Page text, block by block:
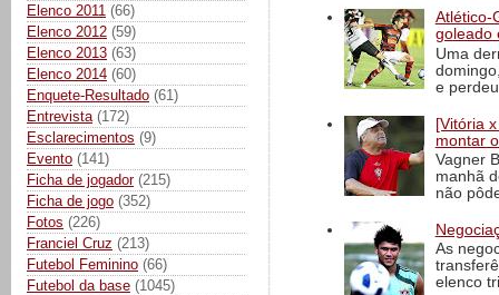
Elenco 2011 (66)
Elenco 2012 (59)
Elenco 2013 (63)
Elenco 2014 (60)
Enquete-Resultado (61)
Entrevista (172)
Esclarecimentos (9)
Evento (141)
Ficha de jogador (215)
Ficha de jogo (352)
Fotos (226)
Franciel Cruz (213)
Futebol Feminino (66)
Futebol da base (1045)
Atlético-
goleado
Uma
e
[Vitória
montar
Vagner
manhã
não
As
elenco